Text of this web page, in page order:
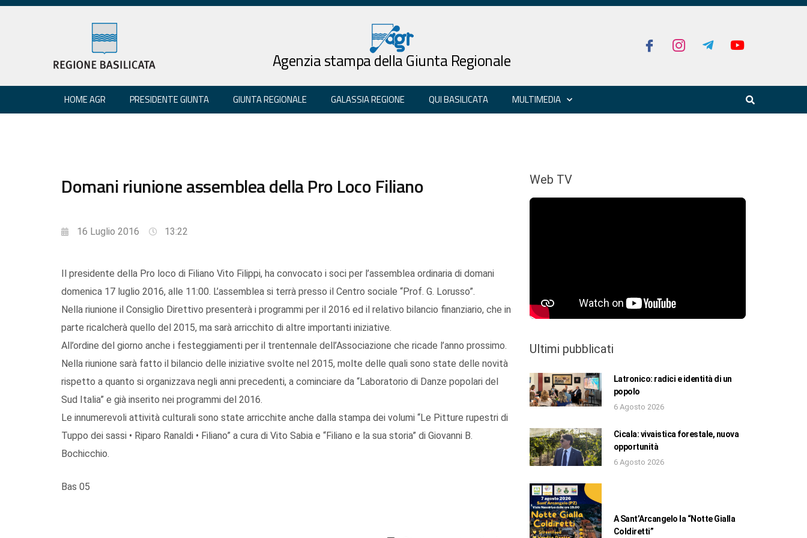
Agenzia stampa della Giunta Regionale
HOME AGR PRESIDENTE GIUNTA GIUNTA REGIONALE GALASSIA REGIONE QUI BASILICATA MULTIMEDIA
Domani riunione assemblea della Pro Loco Filiano
16 Luglio 2016 13:22
Il presidente della Pro loco di Filiano Vito Filippi, ha convocato i soci per l’assemblea ordinaria di domani
domenica 17 luglio 2016, alle 11:00. L’assemblea si terrà presso il Centro sociale “Prof. G. Lorusso”.
Nella riunione il Consiglio Direttivo presenterà i programmi per il 2016 ed il relativo bilancio finanziario, che in
parte ricalcherà quello del 2015, ma sarà arricchito di altre importanti iniziative.
All’ordine del giorno anche i festeggiamenti per il trentennale dell’Associazione che ricade l’anno prossimo.
Nella riunione sarà fatto il bilancio delle iniziative svolte nel 2015, molte delle quali sono state delle novità
rispetto a quanto si organizzava negli anni precedenti, a cominciare da “Laboratorio di Danze popolari del
Sud Italia” e già inserito nei programmi del 2016.
Le innumerevoli attività culturali sono state arricchite anche dalla stampa dei volumi “Le Pitture rupestri di
Tuppo dei sassi • Riparo Ranaldi • Filiano” a cura di Vito Sabia e “Filiano e la sua storia” di Giovanni B.
Bochicchio.
Bas 05
Web TV
Ultimi pubblicati
Latronico: radici e identità di un
popolo
6 Agosto 2026
Cicala: vivaistica forestale, nuova
opportunità
6 Agosto 2026
A Sant’Arcangelo la “Notte Gialla
Coldiretti”